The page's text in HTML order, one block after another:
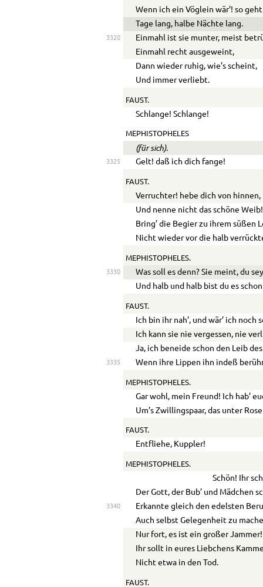
Wenn ich ein Vöglein wär’! so
Tage lang, halbe Nächte lang.
3320
Einmahl ist sie munter, meist
Einmahl recht ausgeweint,
Dann wieder ruhig, wie’s scheint,
Und immer verliebt.
FAUST.
Schlange! Schlange!
MEPHISTOPHELES
(für sich).
3325 Gelt! daß ich dich fange!
FAUST.
Verruchter! hebe dich von hinnen,
Und nenne nicht das schöne Weib!
Bring’ die Begier zu ihrem süßen
Nicht wieder vor die halb
MEPHISTOPHELES.
3330
Was soll es denn? Sie meint, du
Und halb und halb bist du es
FAUST.
Ich bin ihr nah’, und wär’ ich noch
Ich kann sie nie vergessen, nie
Ja, ich beneide schon den Leib
3335 Wenn ihre Lippen ihn indeß
MEPHISTOPHELES.
Gar wohl, mein Freund! Ich hab’
Um’s Zwillingspaar, das unter
FAUST.
Entfliehe, Kuppler!
MEPHISTOPHELES.
Schön! Ihr
Der Gott, der Bub’ und Mädchen
3340
Erkannte gleich den edelsten
Auch selbst Gelegenheit zu
Nur fort, es ist ein großer Jammer!
Ihr sollt in eures Liebchens
Nicht etwa in den Tod.
FAUST.